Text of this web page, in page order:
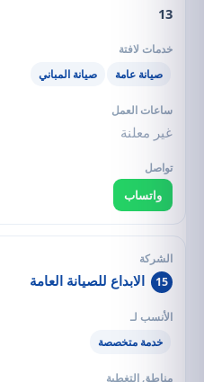
13
صيانة عامة صيانة المباني
غير معلنة
واتساب
15 الابداع للصيانة العامة
خدمة متخصصة